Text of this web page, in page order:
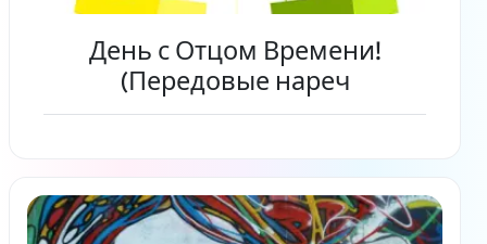
День с Отцом Времени!
(Передовые нареч
Читать дальше